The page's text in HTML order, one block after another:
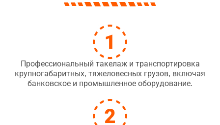
Профессиональный такелаж и транспортировка
крупногабаритных, тяжеловесных грузов, включая
банковское и промышленное оборудование.